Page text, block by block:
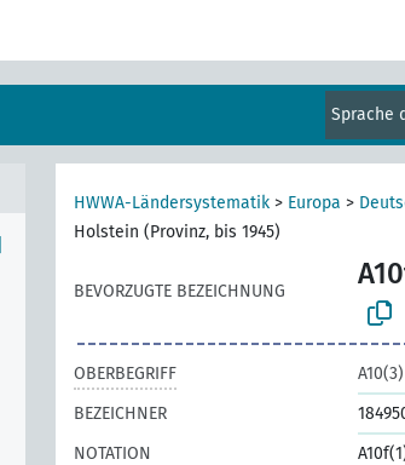
Sprache
HWWA-Ländersystematik > Europa >
Holstein (Provinz, bis 1945)
BEVORZUGTE BEZEICHNUNG
OBERBEGRIFF A10(3)
BEZEICHNER
NOTATION